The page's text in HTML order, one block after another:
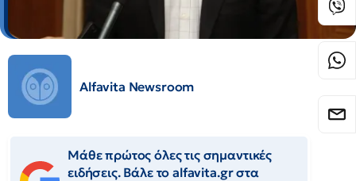
Alfavita Newsroom
Μάθε πρώτος όλες τις σημαντικές
ειδήσεις. Βάλε το alfavita.gr στα